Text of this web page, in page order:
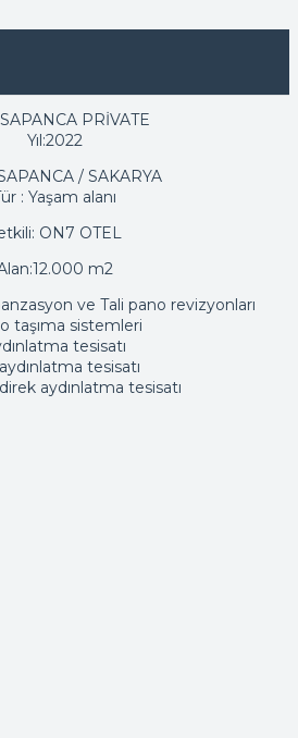
PRİVATE
Yıl:2022
/ SAKARYA
: Yaşam alanı
ON7 OTEL
m2
ve Tali pano revizyonları
taşıma sistemleri
tesisatı
tesisatı
aydınlatma tesisatı